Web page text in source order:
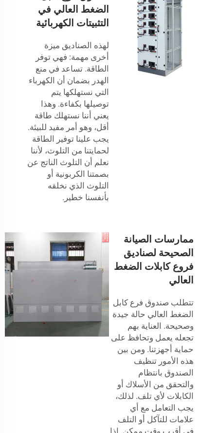
الضغط العالي في
التثبيتات الكهربائية
لهذه الصناديق ميزة
أخرى مهمة: فهي توفر
الطاقة. تساعد في منع
الهدر بضمان أن الكهرباء
التي نستهلكها يتم
توصيلها بكفاءة. وهذا
يعني أننا نستهلك طاقة
أقل، وهو أمر مفيد للبيئة.
يجب علينا توفير الطاقة
لحمايتنا من التلوث، لأننا
نعلم أن التلوث الناتج عن
بصمتنا الكربونية أو
التلوث الذي نخلقه
بأنفسنا خطير.
ممارسات الصيانة
الصحيحة لصناديق
فروع كابلات الضغط
العالي
تتطلب صندوق فرع كابل
الضغط العالي حالة جيدة
وصحيحة. العناية بهم
تجعله يعمل وتحافظ على
حماية أجهزتنا. ومن بين
هذه الأمور تنظيف
الصندوق بانتظام
والتحقق من الأسلاك أو
الكابلات لأي تلف. لذلك،
يجب التعامل مع أي
علامات للتآكل أو التلف
في أقرب وقت ممكن. إذا